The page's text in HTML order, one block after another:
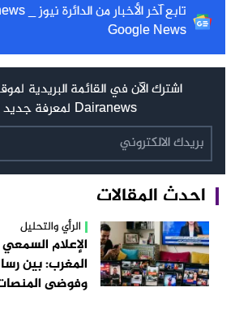
Google News
اشترك الآن في القائمة البريدية
Dairanews لمعرفة جديد الاخبار
احدث المقالات
الرأي والتحليل
الإعلام
المغرب: بين
وفوضى